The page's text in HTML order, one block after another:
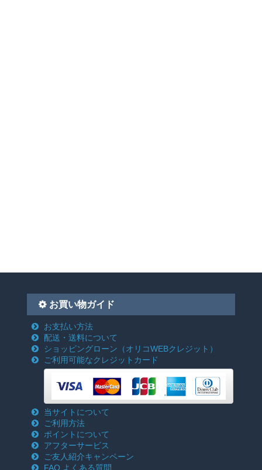
お買い物ガイド
お支払い方法
配送・送料について
ショッピングローン （オリコWEBクレジット）
ご利用可能なクレジットカード
当サイトについて
ご利用方法
ポイントについて
アフターサービス
ご友人紹介キャンペーン
FAQ よくある質問